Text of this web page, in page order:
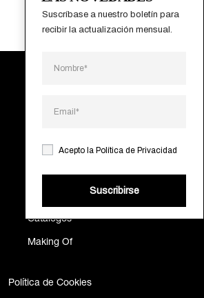
Sobre
Gamas
Catálogos
Making Of
Política de Cookies
Acepto la Política de Privacidad
Suscribirse
Suscríbase a nuestro boletín para
recibir la actualización mensual.